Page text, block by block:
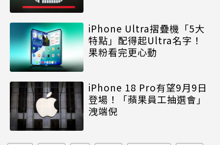
iPhone Ultra摺疊機「5大
特點」配得起Ultra名字！
果粉看完更心動
iPhone 18 Pro有望9月9日
登場！「蘋果員工抽選會」
洩端倪